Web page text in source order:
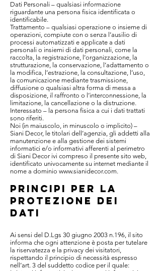
Dati Personali – qualsiasi informazione
riguardante una persona fisica identificata o
identificabile.
Trattamento – qualsiasi operazione o insieme di
operazioni, compiute con o senza l’ausilio di
processi automatizzati e applicate a dati
personali o insiemi di dati personali, come la
raccolta, la registrazione, l’organizzazione, la
strutturazione, la conservazione, l’adattamento o
la modifica, l’estrazione, la consultazione, l’uso,
la comunicazione mediante trasmissione,
diffusione o qualsiasi altra forma di messa a
disposizione, il raffronto o l’interconnessione, la
limitazione, la cancellazione o la distruzione.
Interessato – la persona fisica a cui i dati trattati
sono riferiti.
Noi (in maiuscolo, in minuscolo o implicito) –
Siani Decor, le titolari dell’agenzia, gli addetti alla
manutenzione e alla gestione dei sistemi
informatici e/o informativi afferenti al perimetro
di Siani Decor ivi compreso il presente sito web,
identificato univocamente su internet mediante il
nome a dominio www.sianidecor.com.
PRINCIPI PER LA
PROTEZIONE DEI
DATI
Ai sensi del D.Lgs 30 giugno 2003 n.196, il sito
informa che ogni attenzione è posta per tutelare
la riservatezza e la privacy dei visitatori,
rispettando il principio di necessità espresso
nell’art. 3 del suddetto codice per il quale: